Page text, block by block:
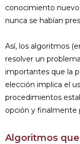
conocimiento
nunca se habían
Así, los algoritmos
resolver un
importantes que la
elección implica el
procedimientos
opción y finalmente
Algoritmos